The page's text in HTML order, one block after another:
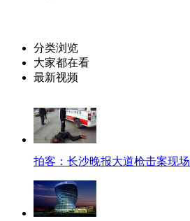
分类浏览
大家都在看
最新视频
拍客：长沙晚报大道枪击案现场